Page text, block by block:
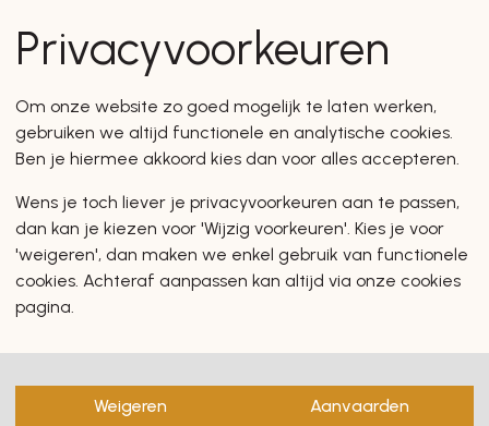
zullen u zeker en vast
Privacyvoorkeuren
Om onze website zo goed mogelijk te laten werken,
gebruiken we altijd functionele en analytische cookies.
Ben je hiermee akkoord kies dan voor alles accepteren.
Wens je toch liever je privacyvoorkeuren aan te passen,
dan kan je kiezen voor 'Wijzig voorkeuren'. Kies je voor
'weigeren', dan maken we enkel gebruik van functionele
cookies. Achteraf aanpassen kan altijd via onze cookies
pagina.
Weigeren Aanvaarden